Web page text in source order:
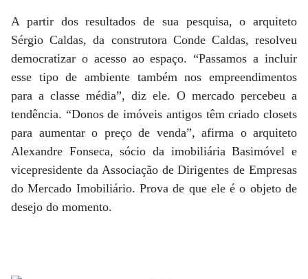
A partir dos resultados de sua pesquisa, o arquiteto
Sérgio Caldas, da construtora Conde Caldas, resolveu
democratizar o acesso ao espaço. “Passamos a incluir
esse tipo de ambiente também nos empreendimentos
para a classe média”, diz ele. O mercado percebeu a
tendência. “Donos de imóveis antigos têm criado closets
para aumentar o preço de venda”, afirma o arquiteto
Alexandre Fonseca, sócio da imobiliária Basimóvel e
vicepresidente da Associação de Dirigentes de Empresas
do Mercado Imobiliário. Prova de que ele é o objeto de
desejo do momento.